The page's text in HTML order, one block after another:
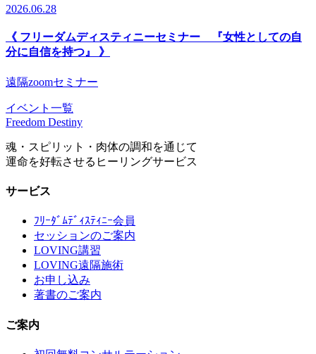
2026.06.28
《 フリーダムディスティニーセミナー 『女性としての自
分に自信を持つ』 》
遠隔zoomセミナー
イベント一覧
Freedom Destiny
魂・スピリット・肉体の調和を通じて
運命を好転させるヒーリングサービス
サービス
ﾌﾘｰﾀﾞﾑﾃﾞｨｽﾃｨﾆｰ会員
セッションのご案内
LOVING講習
LOVING遠隔施術
お申し込み
著書のご案内
ご案内